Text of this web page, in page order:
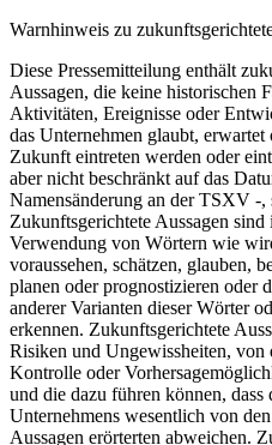
Warnhinweis zu
Diese Pressemitteilung enthält
Aussagen, die keine historischen
Aktivitäten, Ereignisse oder
das Unternehmen glaubt,
Zukunft eintreten werden oder
aber nicht beschränkt auf das
Namensänderung an der TSXV -,
Zukunftsgerichtete Aussagen
Verwendung von Wörtern wie
voraussehen, schätzen, glauben,
planen oder prognostizieren oder
anderer Varianten dieser Wörter
erkennen. Zukunftsgerichtete
Risiken und Ungewissheiten, von
Kontrolle oder
und die dazu führen können, dass
Unternehmens wesentlich von
Aussagen erörterten abweichen.